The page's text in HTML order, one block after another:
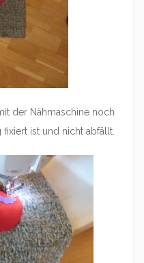
der Nähmaschine noch
ist und nicht abfällt.